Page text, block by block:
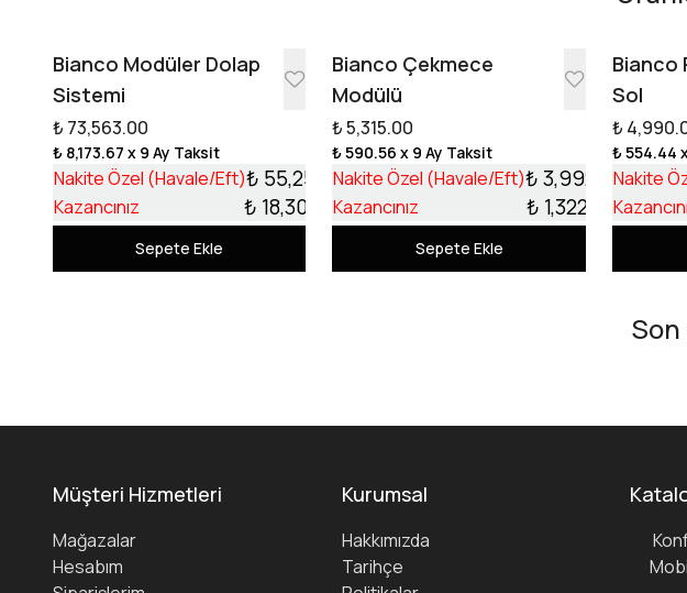
Bianco Modüler Dolap
Sistemi
₺ 73,563.00
₺ 8,173.67 x 9 Ay Taksit
Nakite Özel (Havale/Eft)₺ 55,253.17
Kazancınız ₺ 18,309.83
Sepete Ekle
Bianco Çekmece
Modülü
₺ 5,315.00
₺ 590.56 x 9 Ay Taksit
Nakite Özel (Havale/Eft)₺ 3,992.10
Kazancınız ₺ 1,322.90
Sepete Ekle
Bianco
Sol
₺
₺ 554.44
Nakite
Müşteri Hizmetleri
Mağazalar
Hesabım
Kurumsal
Hakkımızda
Tarihçe